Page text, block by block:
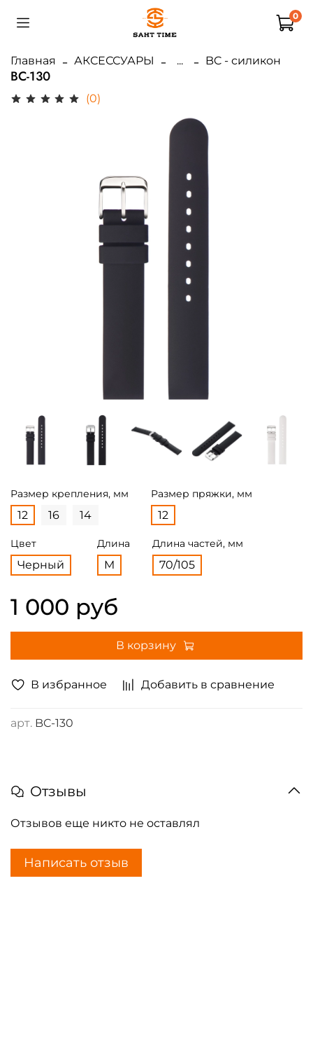
0
Главная АКСЕССУАРЫ ... BC - силикон
BC-130
(0)
В избранное Добавить в сравнение
арт. BC-130
Размер крепления, мм
12 16 14
Размер пряжки, мм
12
Цвет
Черный
Длина
M
Длина частей, мм
70/105
1 000 руб
В корзину
Отзывы
Отзывов еще никто не оставлял
Написать отзыв